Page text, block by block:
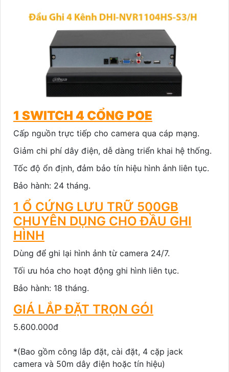
1 SWITCH 4 CỔNG POE
Cấp nguồn trực tiếp cho camera qua cáp mạng.
Giảm chi phí dây điện, dễ dàng triển khai hệ thống.
Tốc độ ổn định, đảm bảo tín hiệu hình ảnh liên tục.
Bảo hành: 24 tháng.
1 Ổ CỨNG LƯU TRỮ 500GB
CHUYÊN DỤNG CHO ĐẦU GHI
HÌNH
Dùng để ghi lại hình ảnh từ camera 24/7.
Tối ưu hóa cho hoạt động ghi hình liên tục.
Bảo hành: 18 tháng.
GIÁ LẮP ĐẶT TRỌN GÓI
5.600.000đ
*(Bao gồm công lắp đặt, cài đặt, 4 cặp jack
camera và 50m dây điện hoặc tín hiệu)